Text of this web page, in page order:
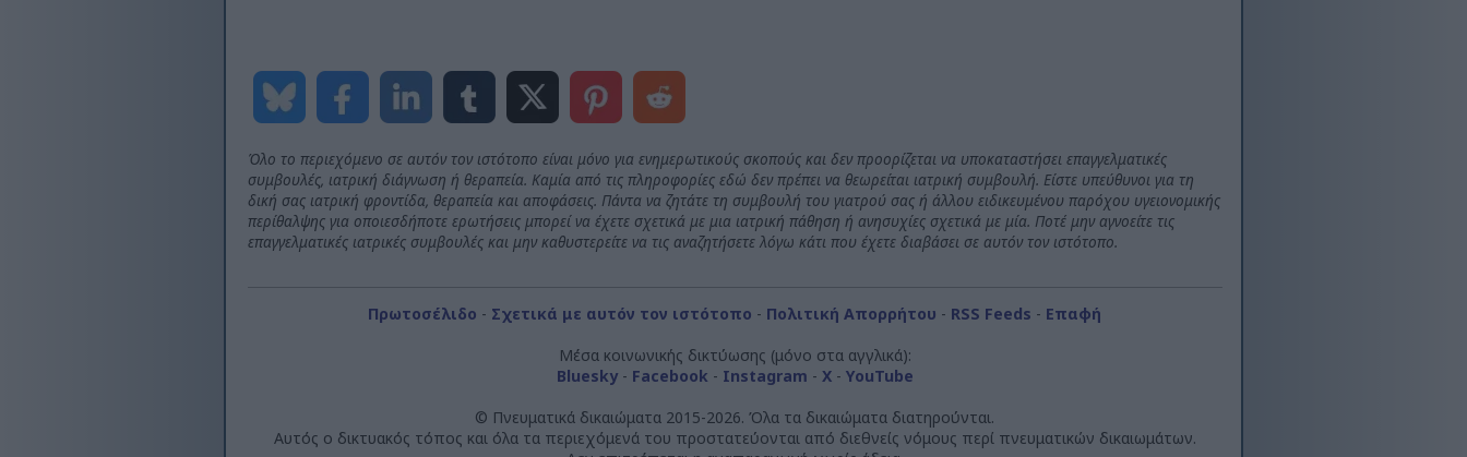
Όλο το περιεχόμενο σε αυτόν τον ιστότοπο είναι μόνο για ενημερωτικούς σκοπούς και δεν προορίζεται να υποκαταστήσει επαγγελματικές
συμβουλές, ιατρική διάγνωση ή θεραπεία. Καμία από τις πληροφορίες εδώ δεν πρέπει να θεωρείται ιατρική συμβουλή. Είστε υπεύθυνοι για τη
δική σας ιατρική φροντίδα, θεραπεία και αποφάσεις. Πάντα να ζητάτε τη συμβουλή του γιατρού σας ή άλλου ειδικευμένου παρόχου υγειονομικής
περίθαλψης για οποιεσδήποτε ερωτήσεις μπορεί να έχετε σχετικά με μια ιατρική πάθηση ή ανησυχίες σχετικά με μία. Ποτέ μην αγνοείτε τις
επαγγελματικές ιατρικές συμβουλές και μην καθυστερείτε να τις αναζητήσετε λόγω κάτι που έχετε διαβάσει σε αυτόν τον ιστότοπο.
Πρωτοσέλιδο - Σχετικά με αυτόν τον ιστότοπο - Πολιτική Απορρήτου - RSS Feeds - Επαφή
Μέσα κοινωνικής δικτύωσης (μόνο στα αγγλικά):
Bluesky- Facebook - Instagram - X- YouTube
© Πνευματικά δικαιώματα 2015-2026. Όλα τα δικαιώματα διατηρούνται.
Αυτός ο δικτυακός τόπος και όλα τα περιεχόμενά του προστατεύονται από διεθνείς νόμους περί πνευματικών δικαιωμάτων.